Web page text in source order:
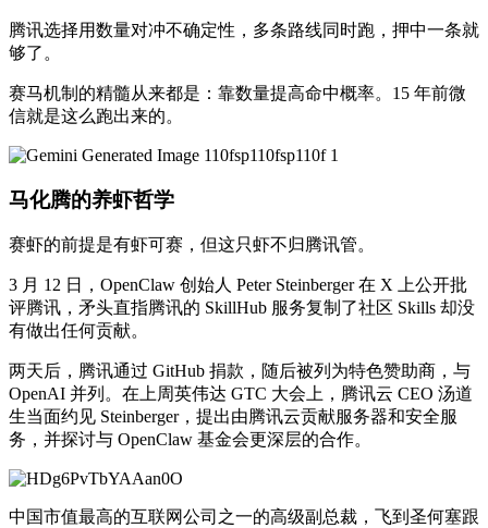
腾讯选择用数量对冲不确定性，多条路线同时跑，押中一条就
够了。
赛马机制的精髓从来都是：靠数量提高命中概率。15 年前微
信就是这么跑出来的。
马化腾的养虾哲学
赛虾的前提是有虾可赛，但这只虾不归腾讯管。
3 月 12 日，OpenClaw 创始人 Peter Steinberger 在 X 上公开批
评腾讯，矛头直指腾讯的 SkillHub 服务复制了社区 Skills 却没
有做出任何贡献。
两天后，腾讯通过 GitHub 捐款，随后被列为特色赞助商，与
OpenAI 并列。在上周英伟达 GTC 大会上，腾讯云 CEO 汤道
生当面约见 Steinberger，提出由腾讯云贡献服务器和安全服
务，并探讨与 OpenClaw 基金会更深层的合作。
中国市值最高的互联网公司之一的高级副总裁，飞到圣何塞跟